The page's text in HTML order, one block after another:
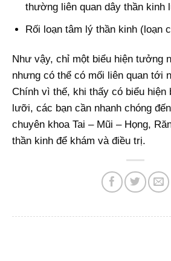
thường liên quan dây thần kinh
Rối loạn tâm lý thần kinh (loạn
Như vậy, chỉ một biểu hiện tưởng
nhưng có thể có mối liên quan tới
Chính vì thế, khi thấy có biểu hiện
lưỡi, các bạn cần nhanh chóng
chuyên khoa Tai – Mũi – Họng,
thần kinh để khám và điều trị.